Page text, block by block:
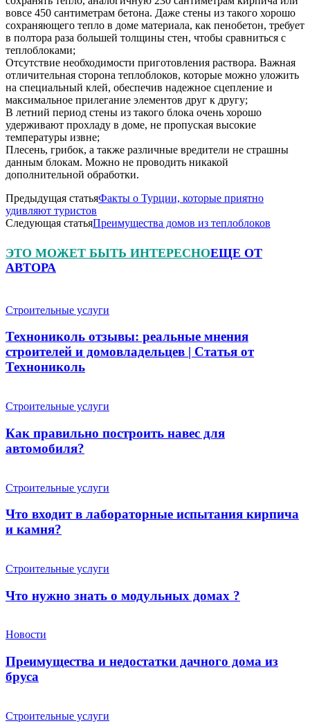
вовсе 450 сантиметрам бетона. Даже стены из такого хорошо
сохраняющего тепло в доме материала, как пенобетон, требует
в полтора раза большей толщины стен, чтобы сравниться с
теплоблоками;
Отсутствие необходимости приготовления раствора. Важная
отличительная сторона теплоблоков, которые можно уложить
на специальный клей, обеспечив надежное сцепление и
максимальное прилегание элементов друг к другу;
В летний период стены из такого блока очень хорошо
удерживают прохладу в доме, не пропуская высокие
температуры извне;
Плесень, грибок, а также различные вредители не страшны
данным блокам. Можно не проводить никакой
дополнительной обработки.
Предыдущая статьяФакты о Турции, которые приятно
удивляют туристов
Следующая статьяПреимущества домов из теплоблоков
ЭТО МОЖЕТ БЫТЬ ИНТЕРЕСНОЕЩЕ ОТ
АВТОРА
Строительные услуги
Технониколь отзывы: реальные мнения
строителей и домовладельцев | Статья от
Технониколь
Строительные услуги
Как правильно построить навес для
автомобиля?
Строительные услуги
Что входит в лабораторные испытания кирпича
и камня?
Строительные услуги
Что нужно знать о модульных домах ?
Новости
Преимущества и недостатки дачного дома из
бруса
Строительные услуги